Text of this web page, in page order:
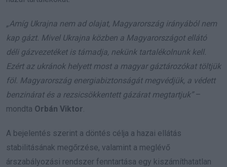
„Amíg Ukrajna nem ad olajat, Magyarország irányából nem
kap gázt. Mivel Ukrajna közben a Magyarországot ellátó
déli gázvezetéket is támadja, nekünk tartalékolnunk kell.
Ezért az ukránok helyett most a magyar gáztározókat töltjük
föl. Magyarország energiabiztonságát megvédjük, a védett
benzinárat és a rezsicsökkentett gázárat megtartjuk”–
mondta Orbán Viktor.
A bejelentés szerint a döntés célja a hazai ellátás
stabilitásának megőrzése, valamint a meglévő
árszabályozási rendszer fenntartása egy kiszámíthatatlan